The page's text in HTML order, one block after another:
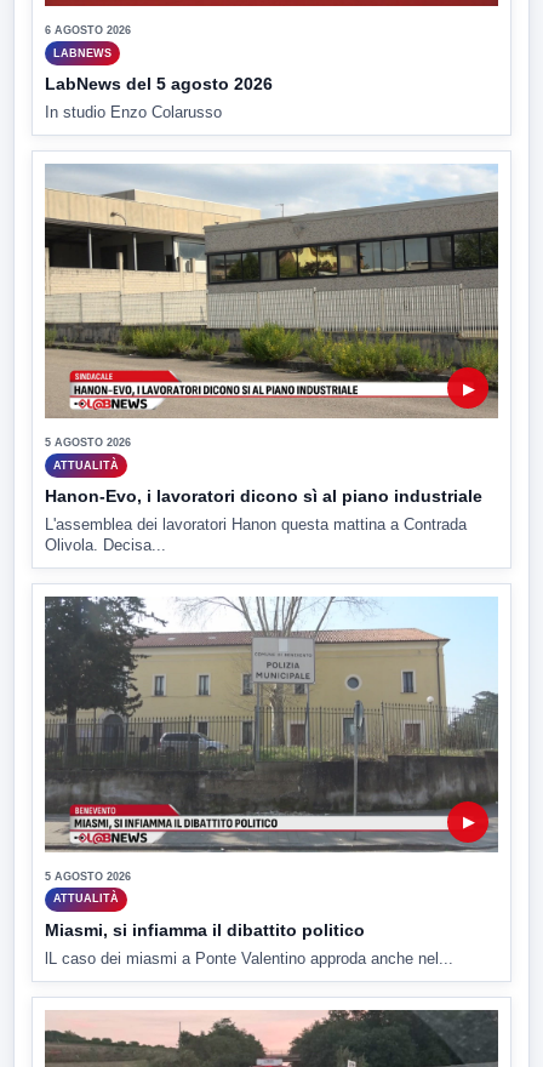
6 AGOSTO 2026
LABNEWS
LabNews del 5 agosto 2026
In studio Enzo Colarusso
▶
5 AGOSTO 2026
ATTUALITÀ
Hanon-Evo, i lavoratori dicono sì al piano industriale
L'assemblea dei lavoratori Hanon questa mattina a Contrada
Olivola. Decisa...
▶
5 AGOSTO 2026
ATTUALITÀ
Miasmi, si infiamma il dibattito politico
lL caso dei miasmi a Ponte Valentino approda anche nel...